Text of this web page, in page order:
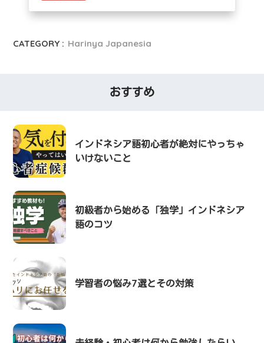
CATEGORY : Harinya Japanesia
おすすめ
インドネシア語初心者が絶対にやっちゃ
いけないこと
初級者から始める「独学」インドネシア
語のコツ
学習者の悩み7選とその対策